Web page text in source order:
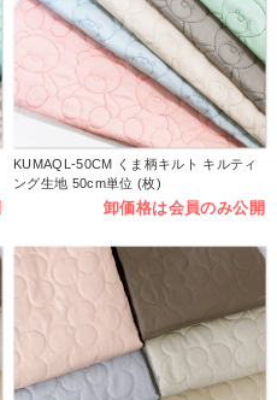
KUMAQL-50CM くま柄キルト キルティ
ング生地 50cm単位 (枚)
卸価格は会員のみ公開